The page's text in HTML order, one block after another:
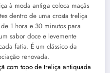
à moda antiga coloca maçãs
dentro de uma crosta treliça
1 hora e 30 minutos para
sabor doce e levemente
fatia. É um clássico da
renovada.
com topo de treliça antiquada